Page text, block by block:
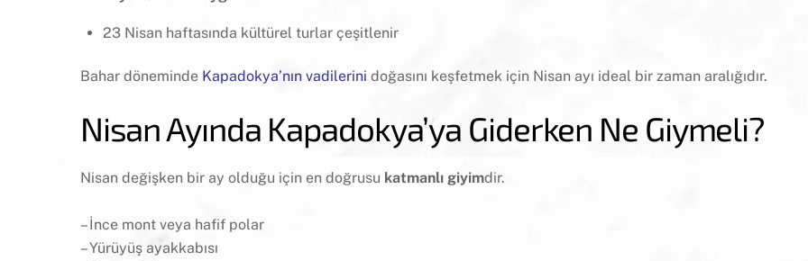
23 Nisan haftasında kültürel turlar çeşitlenir
Bahar döneminde Kapadokya’nın vadilerini doğasını keşfetmek için Nisan ayı ideal bir zaman aralığıdır.
Nisan Ayında Kapadokya’ya Giderken Ne Giymeli?
Nisan değişken bir ay olduğu için en doğrusu katmanlı giyimdir.
– İnce mont veya hafif polar
– Yürüyüş ayakkabısı